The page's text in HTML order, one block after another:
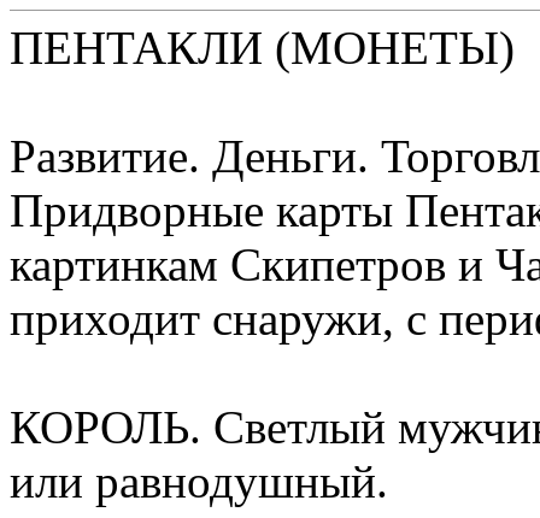
ПЕНТАКЛИ (МОНЕТЫ)
Развитие. Деньги.
Придворные карты
картинкам Скипетров и
приходит снаружи, с
КОРОЛЬ. Светлый
или равнодушный.